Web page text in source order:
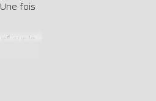
fois
sur le